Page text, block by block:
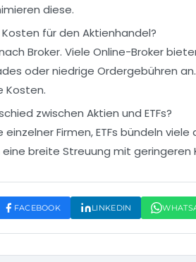
diese.
für den Aktienhandel?
Broker. Viele Online-Broker
oder niedrige Ordergebühren
Kosten.
zwischen Aktien und ETFs?
Firmen, ETFs bündeln viele
breite Streuung mit geringeren
FACEBOOK LINKEDIN